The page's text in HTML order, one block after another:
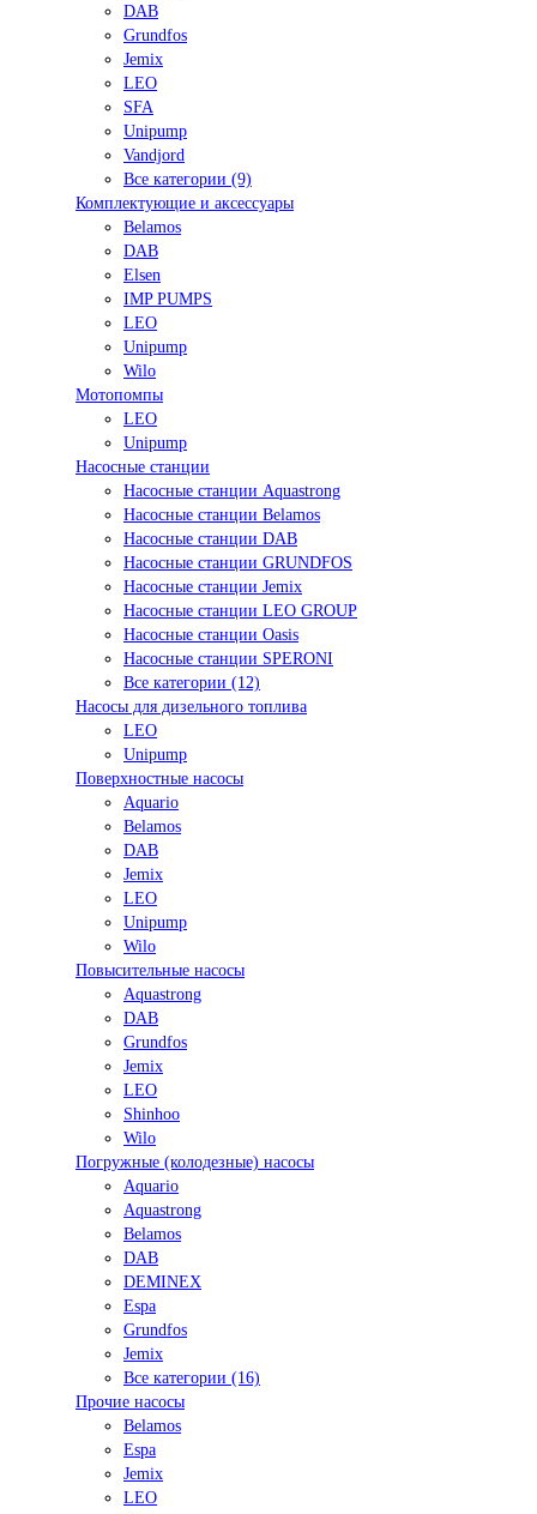
DAB
Grundfos
Jemix
LEO
SFA
Unipump
Vandjord
Все категории (9)
Комплектующие и аксессуары
Belamos
DAB
Elsen
IMP PUMPS
LEO
Unipump
Wilo
Мотопомпы
LEO
Unipump
Насосные станции
Насосные станции Aquastrong
Насосные станции Belamos
Насосные станции DAB
Насосные станции GRUNDFOS
Насосные станции Jemix
Насосные станции LEO GROUP
Насосные станции Oasis
Насосные станции SPERONI
Все категории (12)
Насосы для дизельного топлива
LEO
Unipump
Поверхностные насосы
Aquario
Belamos
DAB
Jemix
LEO
Unipump
Wilo
Повысительные насосы
Aquastrong
DAB
Grundfos
Jemix
LEO
Shinhoo
Wilo
Погружные (колодезные) насосы
Aquario
Aquastrong
Belamos
DAB
DEMINEX
Espa
Grundfos
Jemix
Все категории (16)
Прочие насосы
Belamos
Espa
Jemix
LEO